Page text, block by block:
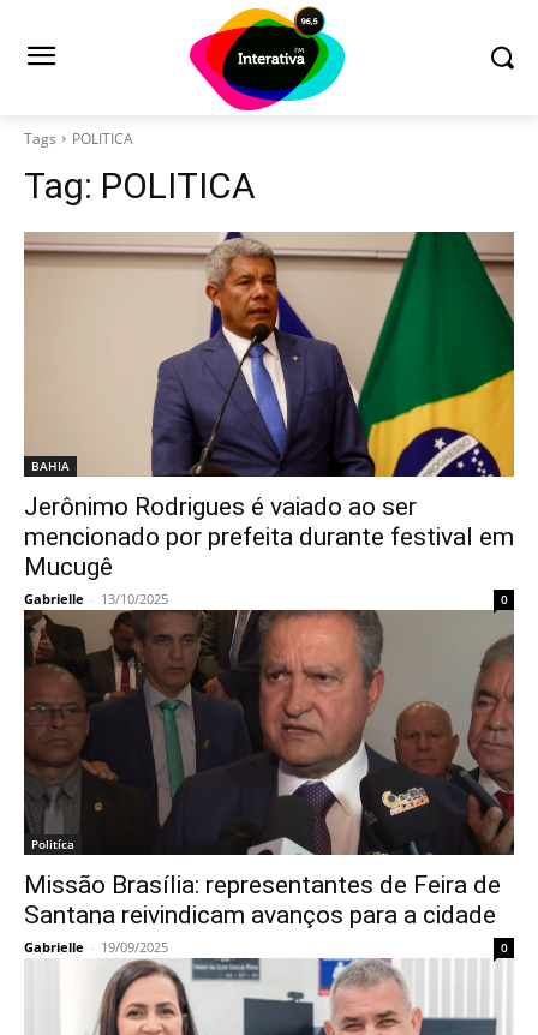
Tags POLITICA
Tag: POLITICA
BAHIA
Jerônimo Rodrigues é vaiado ao ser
mencionado por prefeita durante festival em
Mucugê
Gabrielle - 13/10/2025 0
Politíca
Missão Brasília: representantes de Feira de
Santana reivindicam avanços para a cidade
Gabrielle - 19/09/2025 0